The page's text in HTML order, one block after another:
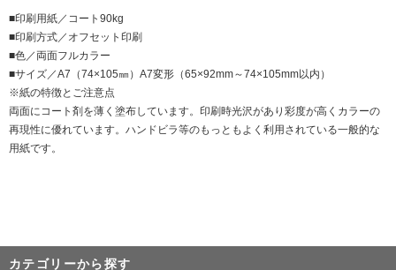
■印刷用紙／コート90kg
■印刷方式／オフセット印刷
■色／両面フルカラー
■サイズ／A7（74×105㎜）A7変形（65×92mm～74×105mm以内）
※紙の特徴とご注意点
両面にコート剤を薄く塗布しています。印刷時光沢があり彩度が高くカラーの
再現性に優れています。ハンドビラ等のもっともよく利用されている一般的な
用紙です。
カテゴリーから探す